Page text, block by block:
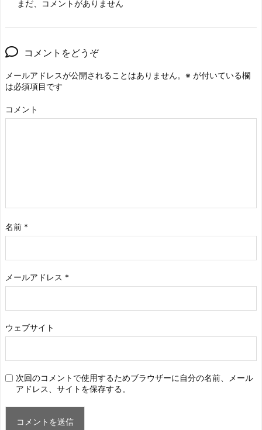
まだ、コメントがありません
コメントをどうぞ
メールアドレスが公開されることはありません。 ※ が付いている欄
は必須項目です
コメント
名前 *
メールアドレス *
ウェブサイト
次回のコメントで使用するためブラウザーに自分の名前、メール
アドレス、サイトを保存する。